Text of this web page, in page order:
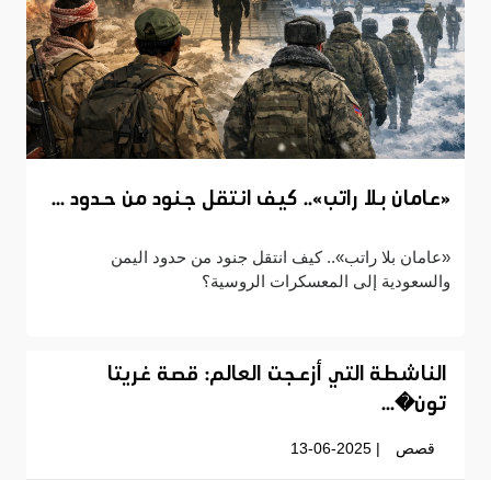
«عامان بلا راتب».. كيف انتقل جنود من حدود ...
«عامان بلا راتب».. كيف انتقل جنود من حدود اليمن
والسعودية إلى المعسكرات الروسية؟
الناشطة التي أزعجت العالم: قصة غريتا
تون�...
قصص | 13-06-2025